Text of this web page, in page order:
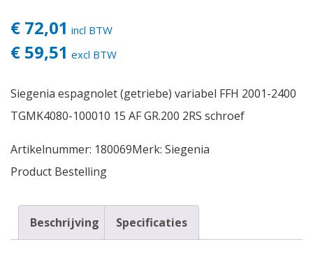
€ 72,01 incl BTW
€ 59,51 excl BTW
Siegenia espagnolet (getriebe) variabel FFH 2001-2400
TGMK4080-100010 15 AF GR.200 2RS schroef
Artikelnummer: 180069Merk: Siegenia
Product Bestelling
Beschrijving Specificaties